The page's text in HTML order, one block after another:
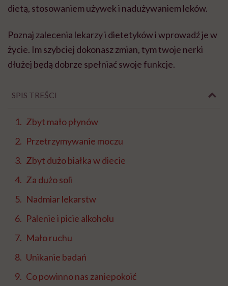
dietą, stosowaniem używek i nadużywaniem leków.
Poznaj zalecenia lekarzy i dietetyków i wprowadź je w
życie. Im szybciej dokonasz zmian, tym twoje nerki
dłużej będą dobrze spełniać swoje funkcje.
SPIS TREŚCI
Zbyt mało płynów
Przetrzymywanie moczu
Zbyt dużo białka w diecie
Za dużo soli
Nadmiar lekarstw
Palenie i picie alkoholu
Mało ruchu
Unikanie badań
Co powinno nas zaniepokoić